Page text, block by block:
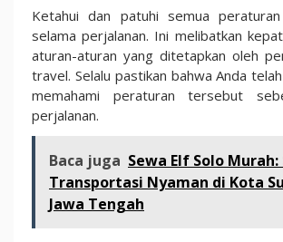
Ketahui dan patuhi semua
selama perjalanan. Ini melibatkan
aturan-aturan yang ditetapkan oleh
travel. Selalu pastikan bahwa Anda
memahami peraturan tersebut
perjalanan.
Baca juga Sewa Elf Solo Murah:
Transportasi Nyaman di Kota
Jawa Tengah